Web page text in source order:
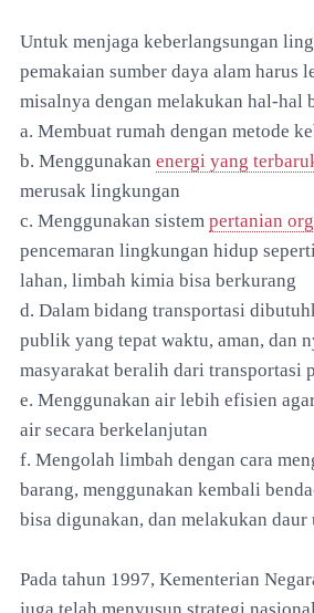
Untuk menjaga keberlangsungan
pemakaian sumber daya alam harus
misalnya dengan melakukan hal-hal
a. Membuat rumah dengan metode
b. Menggunakan energi yang
merusak lingkungan
c. Menggunakan sistem pertanian
pencemaran lingkungan hidup
lahan, limbah kimia bisa berkurang
d. Dalam bidang transportasi
publik yang tepat waktu, aman, dan
masyarakat beralih dari transportasi
e. Menggunakan air lebih efisien
air secara berkelanjutan
f. Mengolah limbah dengan cara
barang, menggunakan kembali
bisa digunakan, dan melakukan daur
Pada tahun 1997, Kementerian